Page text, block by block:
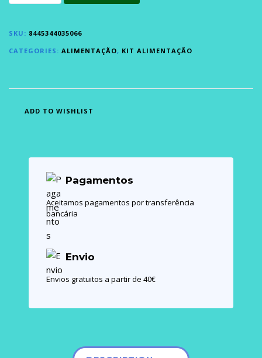
SKU: 8445344035066
CATEGORIES: ALIMENTAÇÃO, KIT ALIMENTAÇÃO
ADD TO WISHLIST
Pagamentos
Aceitamos pagamentos por transferência
bancária
Envio
Envios gratuitos a partir de 40€